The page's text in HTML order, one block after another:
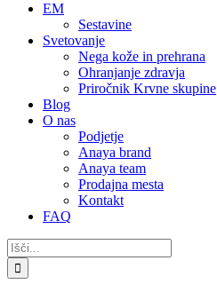
EM
Sestavine
Svetovanje
Nega kože in prehrana
Ohranjanje zdravja
Priročnik Krvne skupine
Blog
O nas
Podjetje
Anaya brand
Anaya team
Prodajna mesta
Kontakt
FAQ
Search
for: